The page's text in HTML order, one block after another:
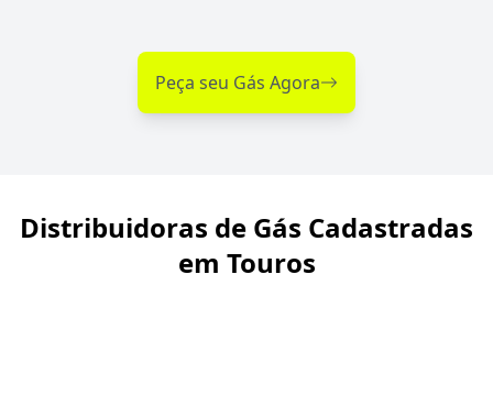
Peça seu Gás Agora
Distribuidoras de Gás Cadastradas
em Touros